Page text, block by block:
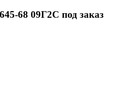
68 09Г2С под заказ